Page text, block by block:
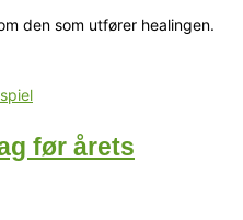
den som utfører healingen.
før årets